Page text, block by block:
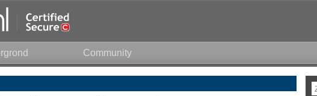
Community